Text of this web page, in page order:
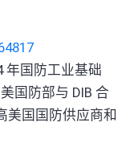
年国防工业基础
国防部与 DIB 合
美国国防供应商和